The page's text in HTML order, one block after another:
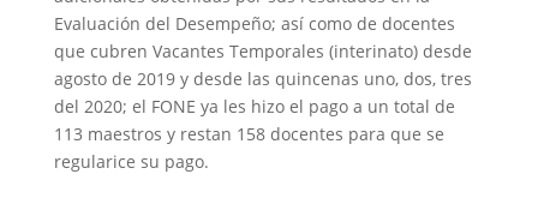
Evaluación del Desempeño; así como de docentes
que cubren Vacantes Temporales (interinato) desde
agosto de 2019 y desde las quincenas uno, dos, tres
del 2020; el FONE ya les hizo el pago a un total de
113 maestros y restan 158 docentes para que se
regularice su pago.